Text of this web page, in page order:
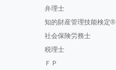
弁理士
知的財産管理技能検定®
社会保険労務士
税理士
ＦＰ